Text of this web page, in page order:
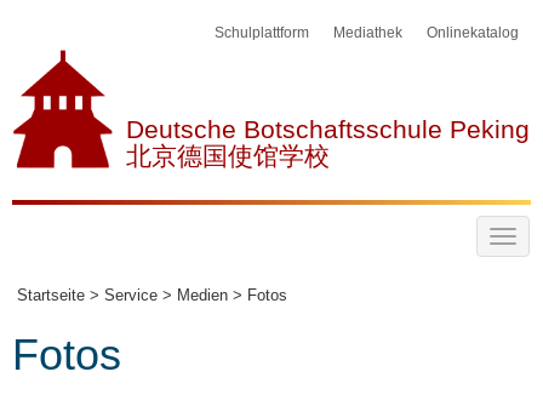
Onlinekatalog
Mediathek
Schulplattform
Deutsche Botschaftsschule Peking
北京德国使馆学校
Startseite > Service > Medien > Fotos
Fotos